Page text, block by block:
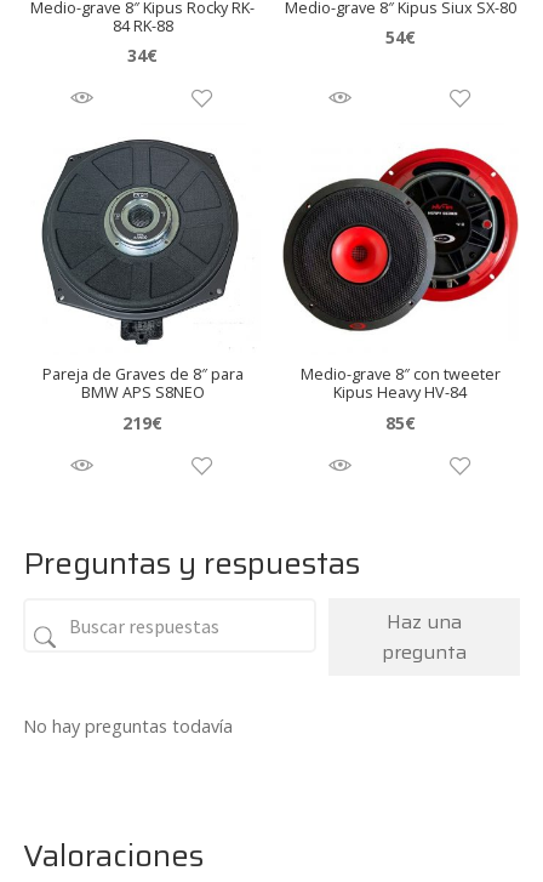
Medio-grave 8″ Kipus Rocky RK-
84 RK-88
34€
Medio-grave 8″ Kipus Siux SX-80
54€
Pareja de Graves de 8″ para
BMW APS S8NEO
219€
Medio-grave 8″ con tweeter
Kipus Heavy HV-84
85€
Preguntas y respuestas
Haz una
pregunta
No hay preguntas todavía
Valoraciones